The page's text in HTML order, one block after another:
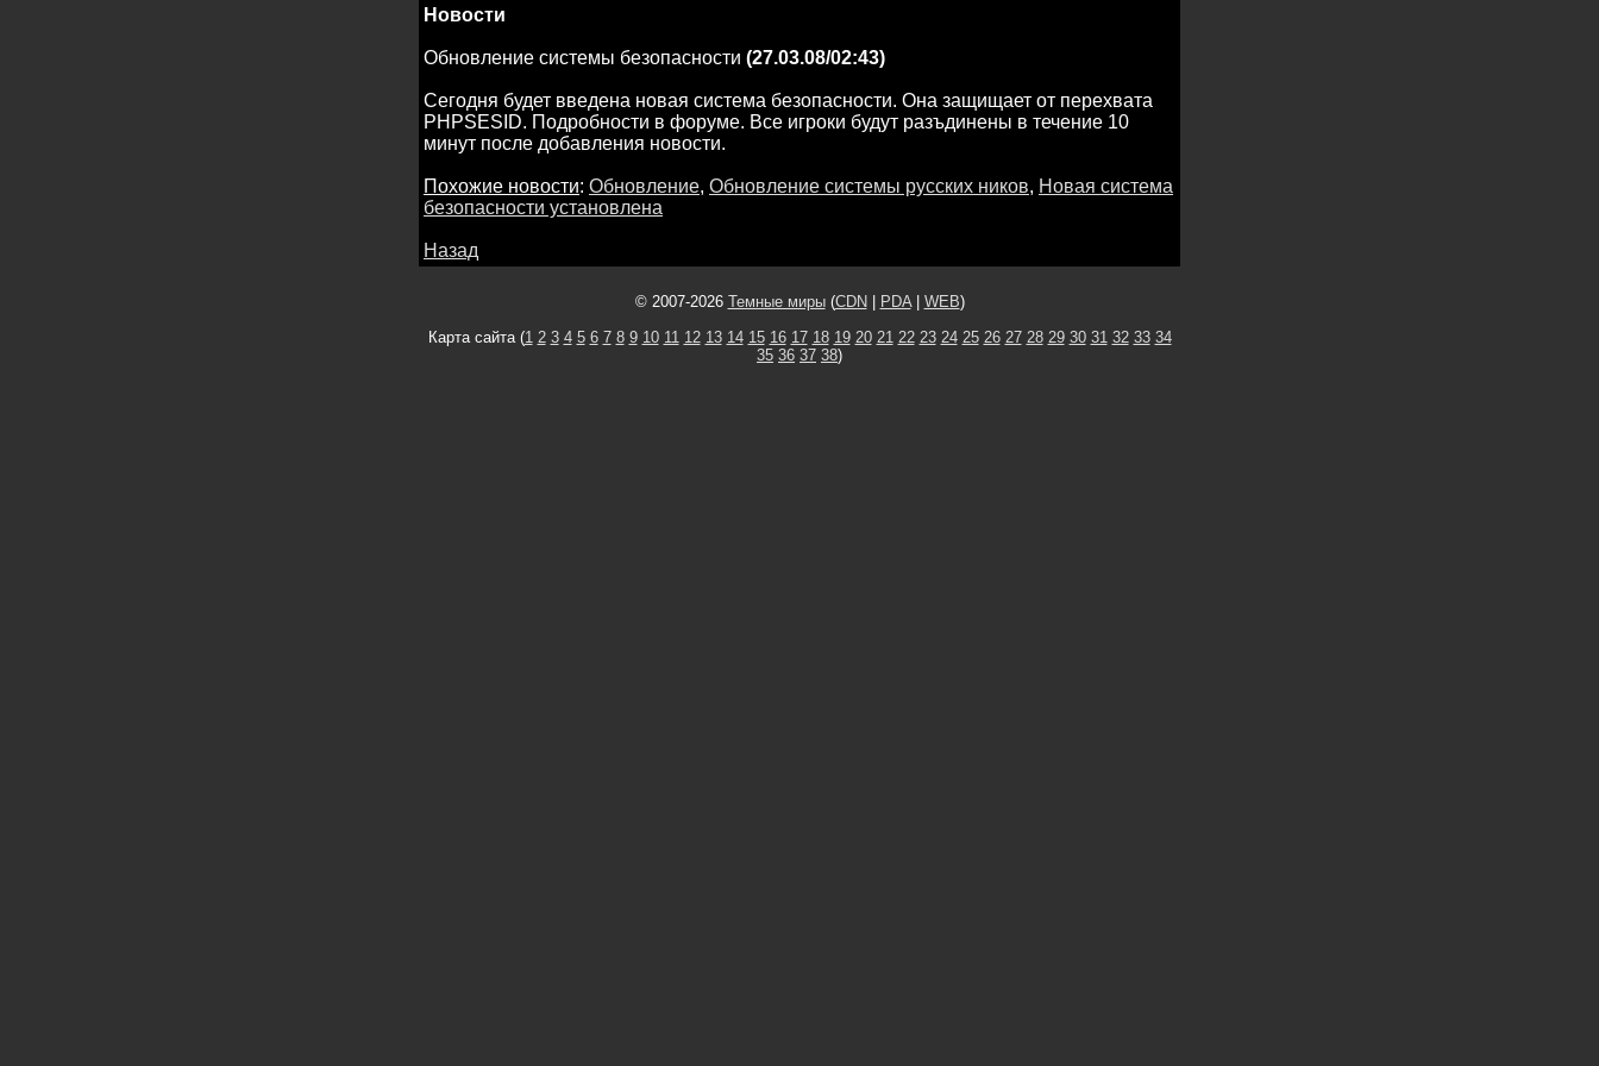
Новости
Обновление системы безопасности (27.03.08/02:43)
Сегодня будет введена новая система безопасности. Она защищает от перехвата
PHPSESID. Подробности в форуме. Все игроки будут разъдинены в течение 10
минут после добавления новости.
Похожие новости: Обновление, Обновление системы русских ников, Новая система
безопасности установлена
Назад
© 2007-2026 Темные миры(CDN PDA| WEB)
Карта сайта (1 2 3 4 5 6 7 8 9 10 11 12 13 14 15 16 17 18 19 20 21 22 23 24 25 26 27 28 29 30 31 32 33 34
35 36 37 38)